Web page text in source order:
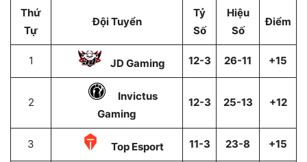
Thứ
Tự
Đội Tuyển
Tỷ
Số
Hiệu
Số
Điểm
1 JD Gaming 12-3 26-11 +15
2
Invictus
Gaming
12-3 25-13 +12
3 Top Esport 11-3 23-8 +15